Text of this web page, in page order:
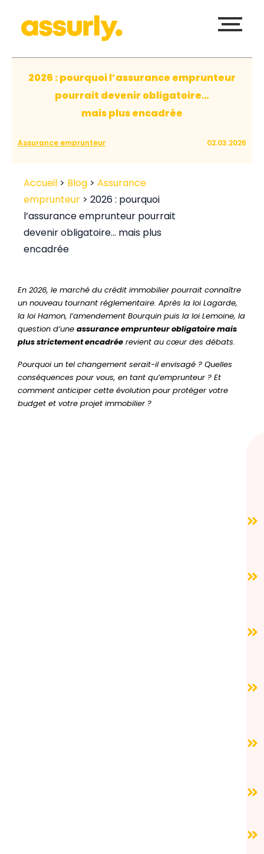
2026 : pourquoi l’assurance emprunteur
pourrait devenir obligatoire…
mais plus encadrée
Assurance emprunteur 02.03.2026
Accueil > Blog > Assurance
emprunteur > 2026 : pourquoi
l’assurance emprunteur pourrait
devenir obligatoire… mais plus
encadrée
En 2026, le marché du crédit immobilier pourrait connaître
un nouveau tournant réglementaire. Après la loi Lagarde,
la loi Hamon, l’amendement Bourquin puis la loi Lemoine, la
question d’une assurance emprunteur obligatoire mais
plus strictement encadrée revient au cœur des débats.
Pourquoi un tel changement serait-il envisagé ? Quelles
conséquences pour vous, en tant qu’emprunteur ? Et
comment anticiper cette évolution pour protéger votre
budget et votre projet immobilier ?